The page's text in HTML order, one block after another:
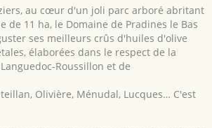
au cœur d'un joli parc arboré abritant
de 11 ha, le Domaine de Pradines le Bas
ses meilleurs crûs d'huiles d'olive
élaborées dans le respect de la
Roussillon et de
Olivière, Ménudal, Lucques… C'est